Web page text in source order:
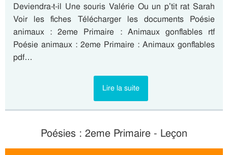
Deviendra-t-il Une souris Valérie Ou un p’tit rat Sarah
Voir les fiches Télécharger les documents Poésie
animaux : 2eme Primaire : Animaux gonflables rtf
Poésie animaux : 2eme Primaire : Animaux gonflables
pdf…
Lire la suite
Poésies : 2eme Primaire - Leçon